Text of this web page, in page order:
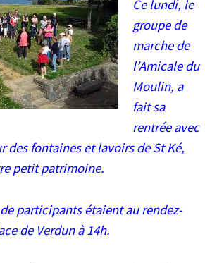
Ce lundi, le
groupe de
marche de
l’Amicale du
Moulin, a
fait sa
rentrée avec
des fontaines et lavoirs de St Ké,
petit patrimoine.
participants étaient au rendez-
de Verdun à 14h.